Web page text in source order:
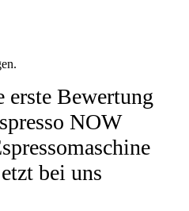
erste Bewertung
NOW
bei uns